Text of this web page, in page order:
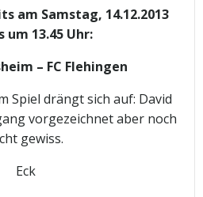
am Samstag, 14.12.2013
um 13.45 Uhr:
– FC Flehingen
Spiel drängt sich auf: David
vorgezeichnet aber noch
gewiss.
Eck